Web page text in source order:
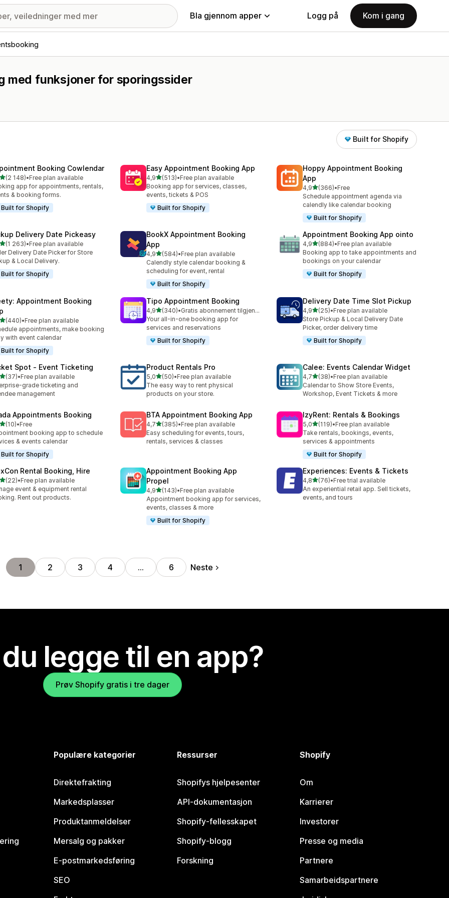
Bla gjennom apper Logg på Kom i gang
med funksjoner for sporingssider
Built for Shopify
Booking Cowlendar
av 5 stjerner
(2 148)
2148 omtaler
•Free plan available
app for appointments, rentals,
& booking forms.
Built for Shopify
Easy Appointment Booking App
4,9av 5 stjerner
(513)
Totalt 513 omtaler
•Free plan available
Booking app for services, classes,
events, tickets & POS
Built for Shopify
Hoppy Appointment Booking
App
4,9av 5 stjerner
(366)
Totalt 366 omtaler
•Free
Schedule appointment agenda via
calendly like calendar booking
Built for Shopify
Delivery Date Pickeasy
av 5 stjerner
(1 263)
1263 omtaler
•Free plan available
Delivery Date Picker for Store
& Local Delivery.
Built for Shopify
BookX Appointment Booking
App
4,9av 5 stjerner
(584)
Totalt 584 omtaler
•Free plan available
Calendly style calendar booking &
scheduling for event, rental
Built for Shopify
Appointment Booking App ointo
4,9av 5 stjerner
(884)
Totalt 884 omtaler
•Free plan available
Booking app to take appointments and
bookings on your calendar
Built for Shopify
Appointment Booking
av 5 stjerner
(440)
440 omtaler
•Free plan available
appointments, make booking
with event calendar
Built for Shopify
Tipo Appointment Booking
4,9av 5 stjerner
(340)
Totalt 340 omtaler
•
Gratis abonnement tilgjengelig
Your all-in-one booking app for
services and reservations
Built for Shopify
Delivery Date Time Slot Pickup
4,9av 5 stjerner
(25)
Totalt 25 omtaler
•Free plan available
Store Pickup & Local Delivery Date
Picker, order delivery time
Built for Shopify
Spot ‑ Event Ticketing
av 5 stjerner
(37)
37 omtaler
•Free plan available
grade ticketing and
management
Product Rentals Pro
5,0av 5 stjerner
(50)
Totalt 50 omtaler
•Free plan available
The easy way to rent physical
products on your store.
Calee: Events Calendar Widget
4,7av 5 stjerner
(38)
Totalt 38 omtaler
•Free plan available
Calendar to Show Store Events,
Workshop, Event Tickets & more
Appointments Booking
av 5 stjerner
(10)
10 omtaler
•Free
booking app to schedule
& events calendar
Built for Shopify
BTA Appointment Booking App
4,7av 5 stjerner
(385)
Totalt 385 omtaler
•Free plan available
Easy scheduling for events, tours,
rentals, services & classes
IzyRent: Rentals & Bookings
5,0av 5 stjerner
(119)
Totalt 119 omtaler
•Free plan available
Take rentals, bookings, events,
services & appointments
Built for Shopify
Rental Booking, Hire
av 5 stjerner
(22)
22 omtaler
•Free plan available
event & equipment rental
Rent out products.
Appointment Booking App
Propel
4,9av 5 stjerner
(143)
Totalt 143 omtaler
•Free plan available
Appointment booking app for services,
events, classes & more
Built for Shopify
Experiences: Events & Tickets
4,8av 5 stjerner
(76)
Totalt 76 omtaler
•Free trial available
An experiential retail app. Sell tickets,
events, and tours
1 2 3 4 … 6 Neste
legge til en app?
Prøv Shopify gratis i tre dager
Populære kategorier
Direktefrakting
Markedsplasser
Produktanmeldelser
Mersalg og pakker
E-postmarkedsføring
SEO
Ressurser
Shopifys hjelpesenter
API-dokumentasjon
Shopify-fellesskapet
Shopify-blogg
Forskning
Shopify
Om
Karrierer
Investorer
Presse og media
Partnere
Samarbeidspartnere